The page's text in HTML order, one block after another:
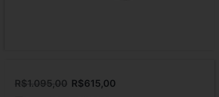
R$1.095,00 R$615,00